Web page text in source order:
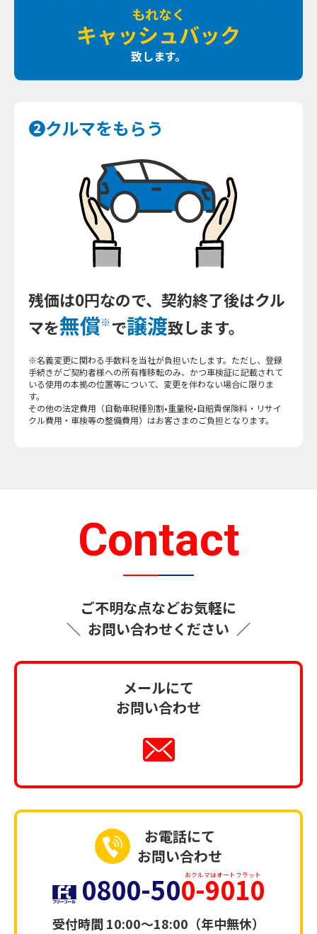
もれなく
キャッシュバック
致します。
❷クルマをもらう
残価は0円なので、契約終了後はクル
マを無償※で譲渡致します。
※名義変更に関わる手数料を当社が負担いたします。ただし、登録
手続きがご契約者様への所有権移転のみ、かつ車検証に記載されて
いる使用の本拠の位置等について、変更を伴わない場合に限りま
す。
その他の法定費用（自動車税種別割•重量税•自賠責保険料・リサイ
クル費用・車検等の整備費用）はお客さまのご負担となります。
Contact
＼
ご不明な点などお気軽に
お問い合わせください ／
メールにて
お問い合わせ
お電話にて
お問い合わせ
0800-500-9010
おクルマはオートフラット
受付時間10:00～18:00（年中無休）